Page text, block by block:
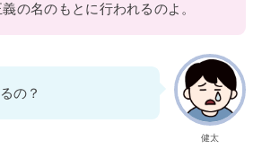
義の名のもとに行われるのよ。
健太
の？